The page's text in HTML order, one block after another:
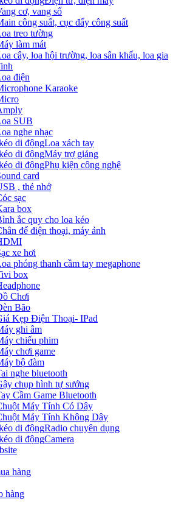
cơ, vang số
công suất, cục đẩy công suất
treo tường
làm mát
cây, loa hội trường, loa sân khấu, loa gia
điện
Karaoke
SUB
nghe nhạc
Loa xách tay
Máy trợ giảng
Phụ kiện công nghệ
card
, thẻ nhớ
sạc
box
ắc quy cho loa kéo
để điện thoại, máy ảnh
xe hơi
phóng thanh cầm tay megaphone
box
Chơi
Bão
Kẹp Điện Thoại- IPad
ghi âm
chiếu phim
chơi game
bộ đàm
nghe bluetooth
chụp hình tự sướng
Cầm Game Bluetooth
Máy Tính Có Dây
Máy Tính Không Dây
Radio chuyên dụng
Camera
hàng
hàng